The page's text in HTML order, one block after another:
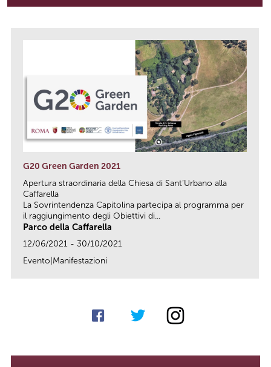
G20 Green Garden 2021
Apertura straordinaria della Chiesa di Sant’Urbano alla
Caffarella
La Sovrintendenza Capitolina partecipa al programma per
il raggiungimento degli Obiettivi di...
Parco della Caffarella
12/06/2021 - 30/10/2021
Evento|Manifestazioni